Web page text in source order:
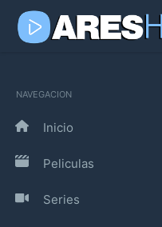
NAVEGACION
Inicio
Peliculas
Series